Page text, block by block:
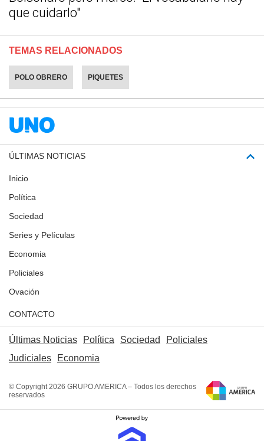
que cuidarlo"
TEMAS RELACIONADOS
POLO OBRERO PIQUETES
ÚLTIMAS NOTICIAS
Inicio
Política
Sociedad
Series y Películas
Economia
Policiales
Ovación
CONTACTO
Últimas Noticias Política Sociedad
Policiales
Judiciales
Economia
© Copyright 2026 GRUPO AMERICA – Todos los derechos
reservados